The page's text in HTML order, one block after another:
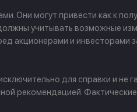
Они могут привести как к
учитывать возможные
акционерами и
для справки и
рекомендацией.